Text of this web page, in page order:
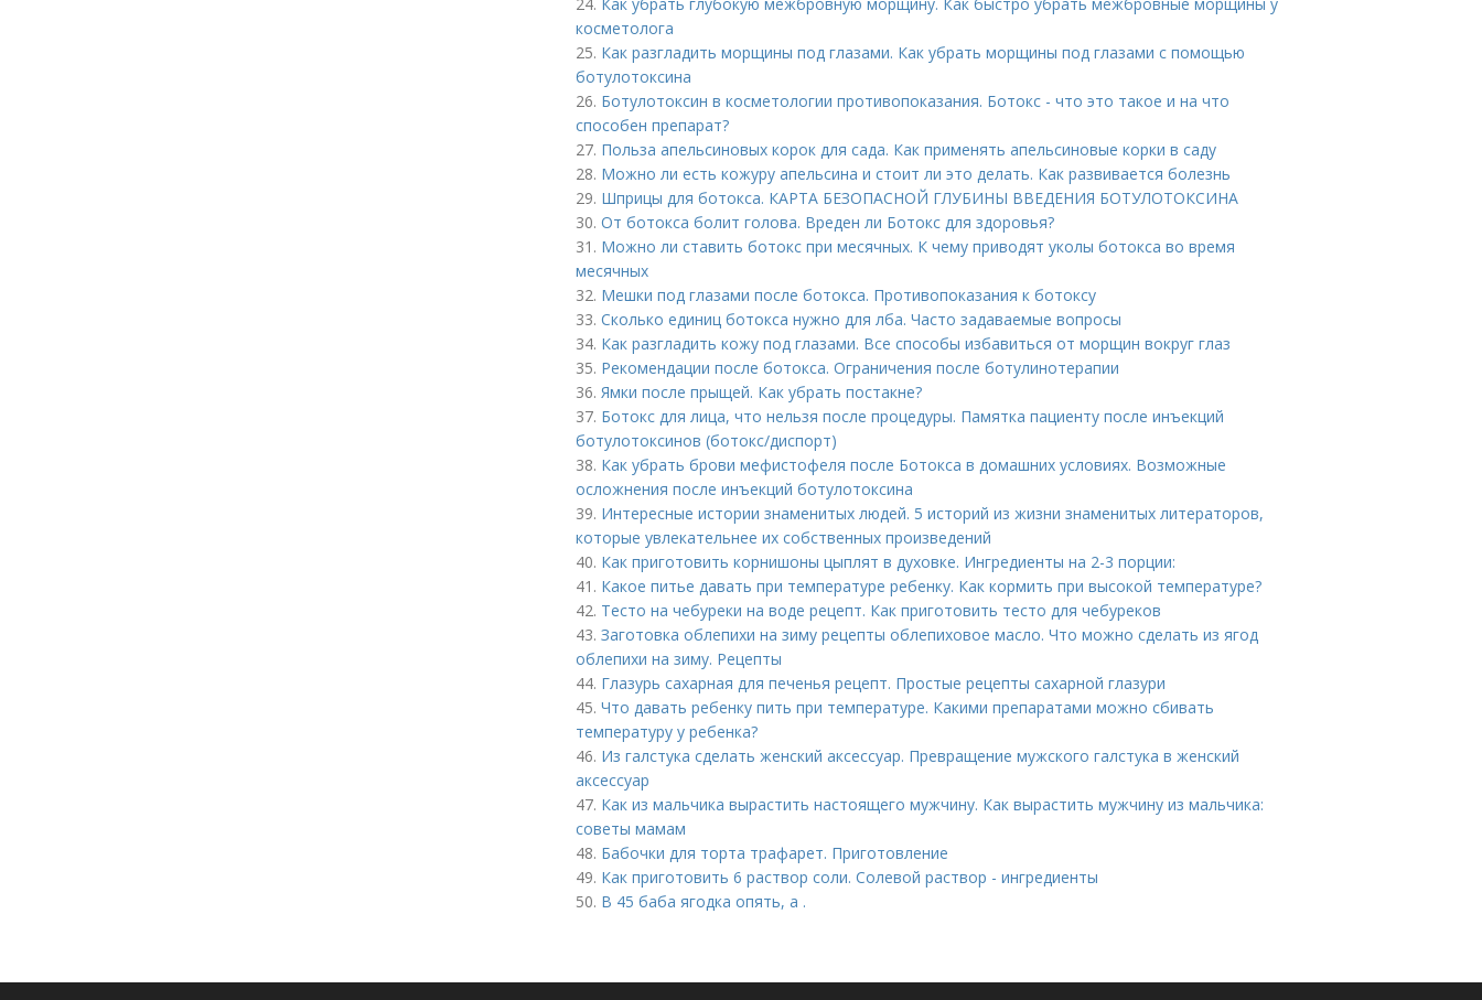
косметолога
25. Как разгладить морщины под глазами. Как убрать морщины под глазами с помощью
ботулотоксина
26. Ботулотоксин в косметологии противопоказания. Ботокс - что это такое и на что
способен препарат?
27. Польза апельсиновых корок для сада. Как применять апельсиновые корки в саду
28. Можно ли есть кожуру апельсина и стоит ли это делать. Как развивается болезнь
29. Шприцы для ботокса. КАРТА БЕЗОПАСНОЙ ГЛУБИНЫ ВВЕДЕНИЯ БОТУЛОТОКСИНА
30. От ботокса болит голова. Вреден ли Ботокс для здоровья?
31. Можно ли ставить ботокс при месячных. К чему приводят уколы ботокса во время
месячных
32. Мешки под глазами после ботокса. Противопоказания к ботоксу
33. Сколько единиц ботокса нужно для лба. Часто задаваемые вопросы
34. Как разгладить кожу под глазами. Все способы избавиться от морщин вокруг глаз
35. Рекомендации после ботокса. Ограничения после ботулинотерапии
36. Ямки после прыщей. Как убрать постакне?
37. Ботокс для лица, что нельзя после процедуры. Памятка пациенту после инъекций
ботулотоксинов (ботокс/диспорт)
38. Как убрать брови мефистофеля после Ботокса в домашних условиях. Возможные
осложнения после инъекций ботулотоксина
39. Интересные истории знаменитых людей. 5 историй из жизни знаменитых литераторов,
которые увлекательнее их собственных произведений
40. Как приготовить корнишоны цыплят в духовке. Ингредиенты на 2-3 порции:
41. Какое питье давать при температуре ребенку. Как кормить при высокой температуре?
42. Тесто на чебуреки на воде рецепт. Как приготовить тесто для чебуреков
43. Заготовка облепихи на зиму рецепты облепиховое масло. Что можно сделать из ягод
облепихи на зиму. Рецепты
44. Глазурь сахарная для печенья рецепт. Простые рецепты сахарной глазури
45. Что давать ребенку пить при температуре. Какими препаратами можно сбивать
температуру у ребенка?
46. Из галстука сделать женский аксессуар. Превращение мужского галстука в женский
аксессуар
47. Как из мальчика вырастить настоящего мужчину. Как вырастить мужчину из мальчика:
советы мамам
48. Бабочки для торта трафарет. Приготовление
49. Как приготовить 6 раствор соли. Солевой раствор - ингредиенты
50. В 45 баба ягодка опять, а .